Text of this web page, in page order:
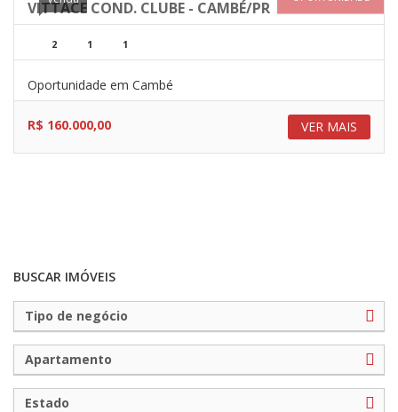
VITTACE COND. CLUBE - CAMBÉ/PR
2 1 1
Oportunidade em Cambé
VER MAIS
R$ 160.000,00
BUSCAR IMÓVEIS
Tipo de negócio
Apartamento
Estado